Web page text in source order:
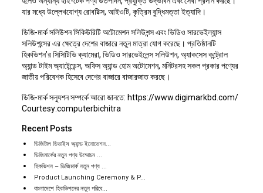
যার মধ্যে উল্লেখযোগ্য রোবটিক্স, আইওটি, কৃত্রিম বুদ্ধিমত্তা ইত্যাদি।
ডিজি-মার্ক সলিউশন সিকিউরিটি অটোমেশন সলিউশন্স এবং ভিডিও সারভেইল্যান্স
সলিউশন্সের এর ক্ষেত্রে দেশের বাজারে নতুন মাত্রা যোগ করেছে। প্রতিষ্ঠানটি
হিকভিশন’র সিসিটিভি ক্যামেরা, ভিডিও সারভেইলেন্স সলিউশন, অ্যাকসেস কন্ট্রোল
অ্যান্ড টাইম অ্যাটেন্ডেন্স, অফিস অ্যান্ড হোম অটোমেশন, মনিটরসহ সকল প্রকার পণ্যের
জাতীয় পরিবেশক হিসেবে দেশের বাজারে বাজারজাত করছে।
ডিজি-মার্ক সল্যুশন সম্পর্কে আরো জানতে: https://www.digimarkbd.com/
Courtesy:computerbichitra
Recent Posts
ডিজিটাল ডিভাইস অ্যান্ড ইনোভেশন...
ডিজিমার্কের নতুন পণ্য উম্মোচন ...
হিকভিশন – ডিজিমার্ক নতুন পণ্য ...
Product Launching Ceremony & P...
বাংলাদেশে হিকভিশনের নতুন পরিবে...